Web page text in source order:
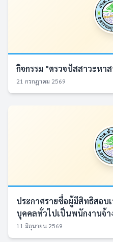
กิจกรรม "ตรวจปัสสาวะหา
21 กรกฎาคม 2569
ประกาศรายชื่อผู้มีสิทธิสอบ
บุคคลทั่วไปเป็นพนักงานจ้า
11 มิถุนายน 2569